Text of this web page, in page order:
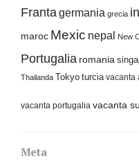
Frantagermania grecia
maroc Mexic nepal New
Portugalia romania
Thailanda Tokyo turcia vacanta
vacanta portugalia vacanta
Meta